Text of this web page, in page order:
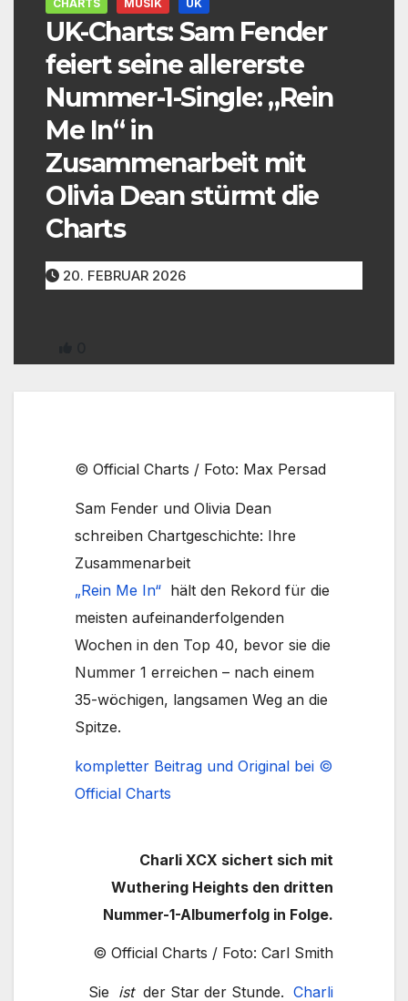
CHARTS MUSIK UK
UK-Charts: Sam Fender
feiert seine allererste
Nummer-1-Single: „Rein
Me In“ in
Zusammenarbeit mit
Olivia Dean stürmt die
Charts
20. FEBRUAR 2026
© Official Charts / Foto: Max Persad
Sam Fender und Olivia Dean
schreiben Chartgeschichte: Ihre
Zusammenarbeit
„Rein Me In“ hält den Rekord für die
meisten aufeinanderfolgenden
Wochen in den Top 40, bevor sie die
Nummer 1 erreichen – nach einem
35-wöchigen, langsamen Weg an die
Spitze.
kompletter Beitrag und Original bei ©
Official Charts
Charli XCX sichert sich mit
Wuthering Heights den dritten
Nummer-1-Albumerfolg in Folge.
© Official Charts / Foto: Carl Smith
Sie istder Star der Stunde. Charli